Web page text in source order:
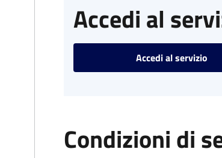
Accedi al
Accedi al servizio
Condizioni di